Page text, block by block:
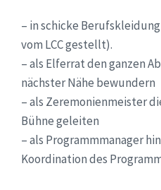
– in schicke
vom LCC gestellt).
– als Elferrat den ganzen
nächster Nähe bewundern
– als Zeremonienmeister
Bühne geleiten
– als Programmmanager
Koordination des